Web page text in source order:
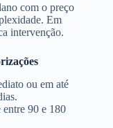
com o preço
Em
intervenção.
ou em até
90 e 180